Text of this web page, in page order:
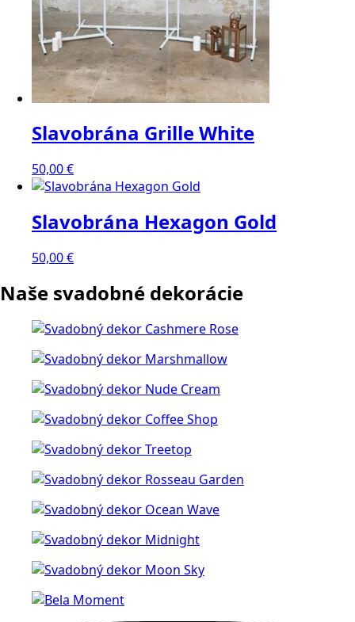
Slavobrána Grille White
50,00€
Slavobrána Hexagon Gold
50,00€
Naše svadobné dekorácie